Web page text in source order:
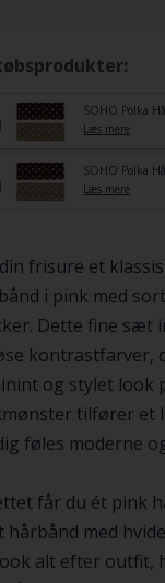
SOHO Polka
Læs mere
SOHO Polka
Læs mere
frisure et
i pink med
Dette fine sæt
kontrastfarver,
og stylet look
tilfører et
føles moderne
får du ét pink
hårbånd med
alt efter outfit,